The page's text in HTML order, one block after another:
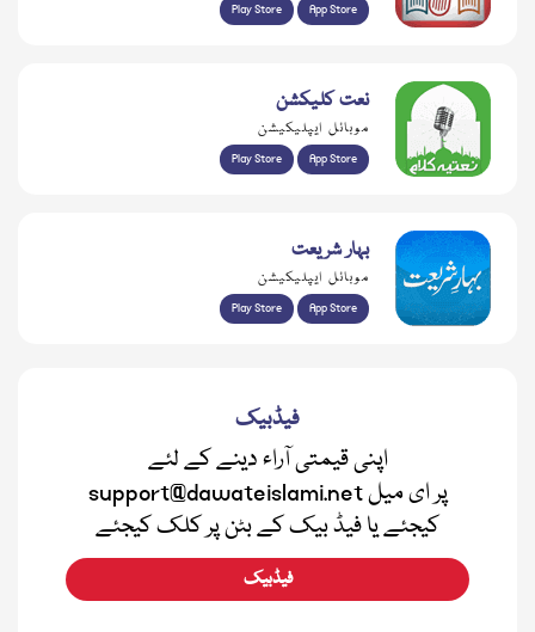
Play Store App Store
نعت کلیکشن
موبائل ایپلیکیشن
Play Store App Store
بہار شریعت
موبائل ایپلیکیشن
Play Store App Store
فیڈبیک
اپنی قیمتی آراء دینے کے لئے
support@dawateislami.net پر ای میل
کیجئے یا فیڈ بیک کے بٹن پر کلک کیجئے
فیڈبیک